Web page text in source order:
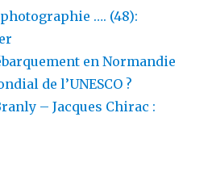
…. (48):
en Normandie
de l’UNESCO ?
– Jacques Chirac :